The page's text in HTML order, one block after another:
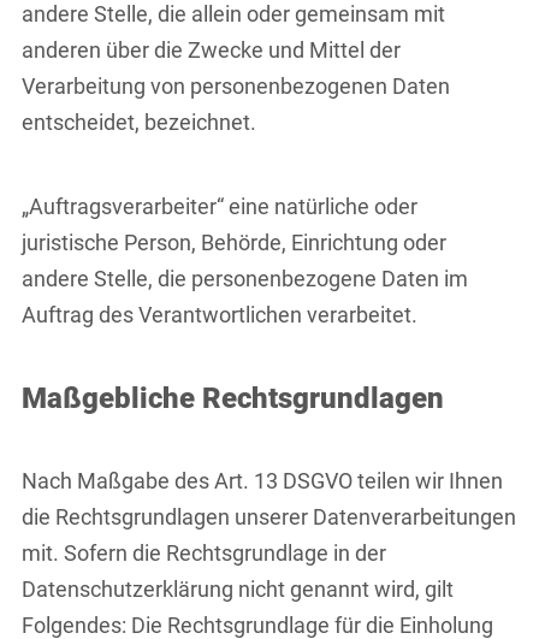
andere Stelle, die allein oder gemeinsam mit
anderen über die Zwecke und Mittel der
Verarbeitung von personenbezogenen Daten
entscheidet, bezeichnet.
„Auftragsverarbeiter“ eine natürliche oder
juristische Person, Behörde, Einrichtung oder
andere Stelle, die personenbezogene Daten im
Auftrag des Verantwortlichen verarbeitet.
Maßgebliche Rechtsgrundlagen
Nach Maßgabe des Art. 13 DSGVO teilen wir Ihnen
die Rechtsgrundlagen unserer Datenverarbeitungen
mit. Sofern die Rechtsgrundlage in der
Datenschutzerklärung nicht genannt wird, gilt
Folgendes: Die Rechtsgrundlage für die Einholung